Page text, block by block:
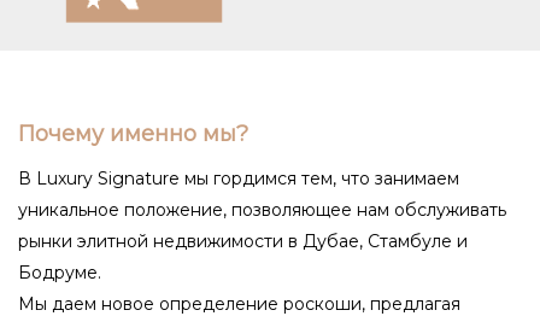
Почему именно мы?
В Luxury Signature мы гордимся тем, что занимаем
уникальное положение, позволяющее нам обслуживать
рынки элитной недвижимости в Дубае, Стамбуле и
Бодруме.
Мы даем новое определение роскоши, предлагая